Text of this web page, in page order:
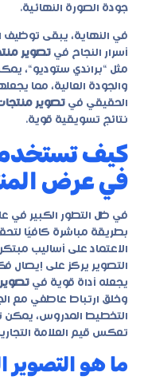
جودة الصورة النهائية.
في النهاية، يبقى توظيف
أسرار النجاح في تصوير
مثل “براندي ستوديو“،
والجودة العالية، مما
الحقيقي في تصوير
نتائج تسويقية قوية.
كيف تستخدم
في عرض
في ظل التطور الكبير في
بطريقة مباشرة كافيًا
الاعتماد على أساليب
التصوير يركز على إيصال
يجعله أداة قوية في
وخلق ارتباط عاطفي مع
التخطيط المدروس، يمكن
تعكس قيم العلامة
ما هو التصوير